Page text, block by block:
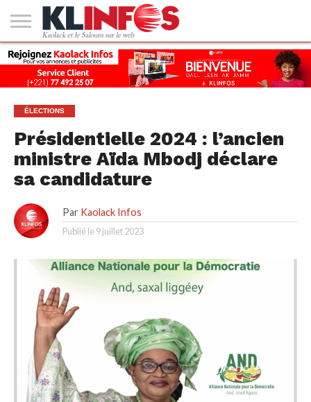
#2
(PAS
DE
TITRE)
KAOLACK
POLITIQUE
ECONOMIE
SOCIÉTÉ
CULTURE
PEOPLE
SPORT
SANTÉ
AFRIQUE
INTERNATIONAL
EMPLOI &
FORMATION
ÉLECTIONS
Présidentielle 2024 : l’ancien
ministre Aïda Mbodj déclare
sa candidature
Par Kaolack Infos
Publié le 9 juillet 2023